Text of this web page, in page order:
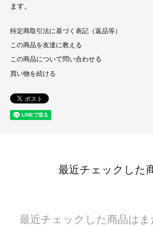
ます。
特定商取引法に基づく表記（返品等）
この商品を友達に教える
この商品について問い合わせる
買い物を続ける
最近チェックした
最近チェックした商品は